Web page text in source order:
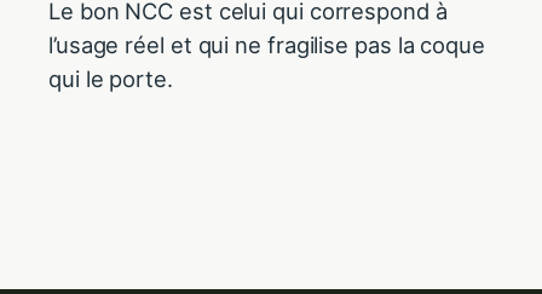
Le bon NCC est celui qui correspond à
l’usage réel et qui ne fragilise pas la coque
qui le porte.